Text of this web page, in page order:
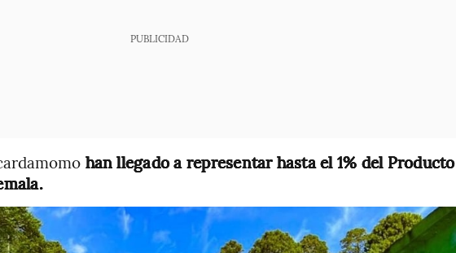
PUBLICIDAD
han llegado a representar hasta el 1% del Producto